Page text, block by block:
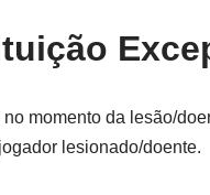
momento da lesão/
lesionado/doente.